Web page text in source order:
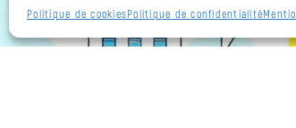
Politique de cookiesPolitique de confidentialité